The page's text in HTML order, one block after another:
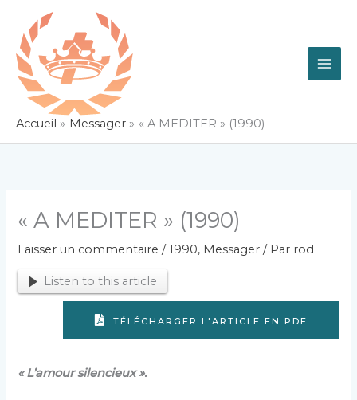
contenu
Accueil Messager « A MEDITER » (1990)
« A MEDITER » (1990)
Laisser un commentaire /1990, Messager / Par rod
Listen to this article
TÉLÉCHARGER L'ARTICLE EN PDF
« L’amour silencieux ».